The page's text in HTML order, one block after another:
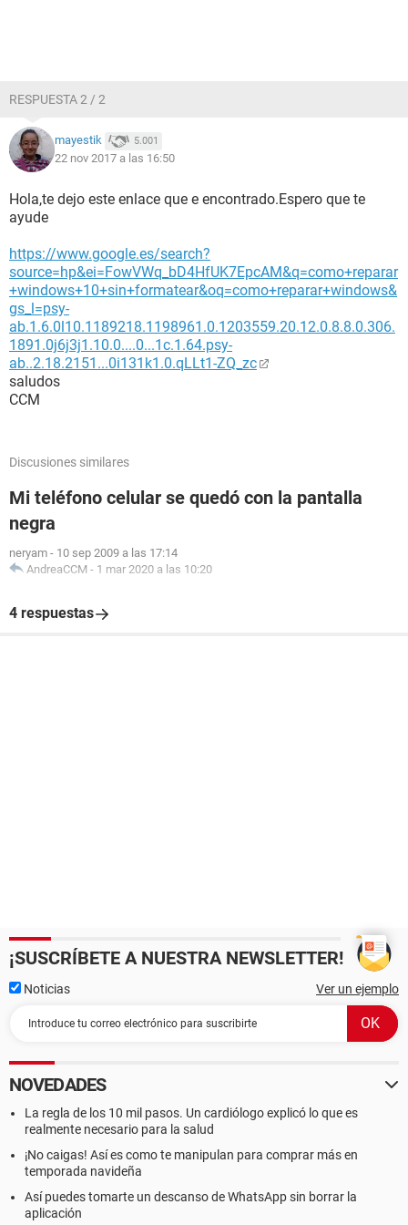
RESPUESTA 2 / 2
mayestik 5.001
22 nov 2017 a las 16:50
Hola,te dejo este enlace que e encontrado.Espero que te
ayude
https://www.google.es/search?
source=hp&ei=FowVWq_bD4HfUK7EpcAM&q=como+reparar
+windows+10+sin+formatear&oq=como+reparar+windows&
gs_l=psy-
ab.1.6.0l10.1189218.1198961.0.1203559.20.12.0.8.8.0.306.
1891.0j6j3j1.10.0....0...1c.1.64.psy-
ab..2.18.2151...0i131k1.0.qLLt1-ZQ_zc
saludos
CCM
Discusiones similares
Mi teléfono celular se quedó con la pantalla
negra
neryam - 10 sep 2009 a las 17:14
AndreaCCM - 1 mar 2020 a las 10:20
4 respuestas
¡SUSCRÍBETE A NUESTRA NEWSLETTER!
Noticias Ver un ejemplo
NOVEDADES
La regla de los 10 mil pasos. Un cardiólogo explicó lo que es
realmente necesario para la salud
¡No caigas! Así es como te manipulan para comprar más en
temporada navideña
Así puedes tomarte un descanso de WhatsApp sin borrar la
aplicación